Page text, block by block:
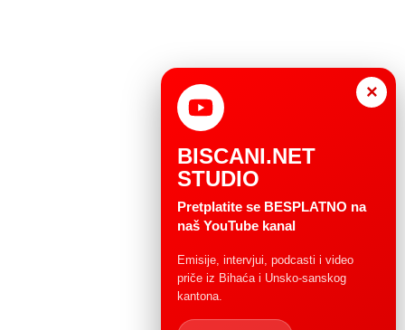
×
BISCANI.NET
STUDIO
Pretplatite se BESPLATNO na
naš YouTube kanal
Emisije, intervjui, podcasti i video
priče iz Bihaća i Unsko-sanskog
kantona.